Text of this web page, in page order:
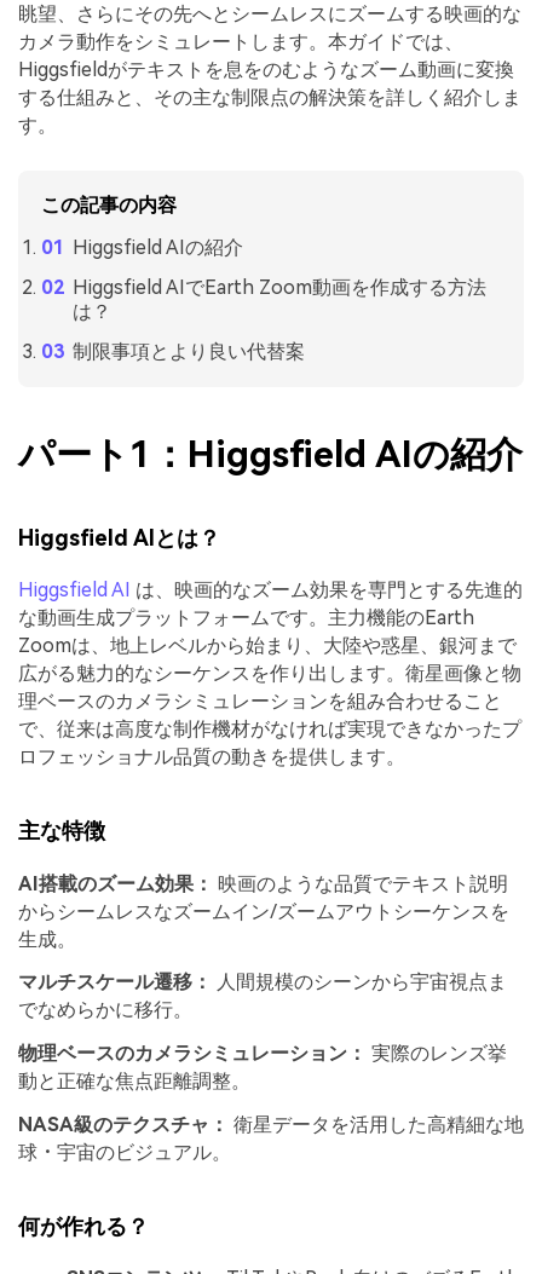
眺望、さらにその先へとシームレスにズームする映画的な
カメラ動作をシミュレートします。本ガイドでは、
Higgsfieldがテキストを息をのむようなズーム動画に変換
する仕組みと、その主な制限点の解決策を詳しく紹介しま
す。
この記事の内容
Higgsfield AIの紹介
Higgsfield AIでEarth Zoom動画を作成する方法
は？
制限事項とより良い代替案
パート1：Higgsfield AIの紹介
Higgsfield AIとは？
Higgsfield AI は、映画的なズーム効果を専門とする先進的
な動画生成プラットフォームです。主力機能のEarth
Zoomは、地上レベルから始まり、大陸や惑星、銀河まで
広がる魅力的なシーケンスを作り出します。衛星画像と物
理ベースのカメラシミュレーションを組み合わせること
で、従来は高度な制作機材がなければ実現できなかったプ
ロフェッショナル品質の動きを提供します。
主な特徴
AI搭載のズーム効果： 映画のような品質でテキスト説明
からシームレスなズームイン/ズームアウトシーケンスを
生成。
マルチスケール遷移：
人間規模のシーンから宇宙視点ま
でなめらかに移行。
物理ベースのカメラシミュレーション： 実際のレンズ挙
動と正確な焦点距離調整。
NASA級のテクスチャ： 衛星データを活用した高精細な地
球・宇宙のビジュアル。
何が作れる？